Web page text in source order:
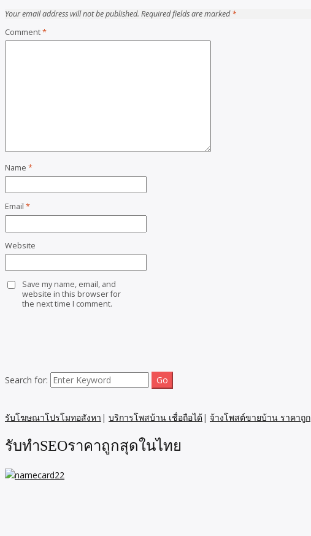
Your email address will not be published. Required fields are marked*
Comment*
Name *
Email *
Website
Save my name, email, and
website in this browser for
the next time I comment.
Search for:
รับโฆษณาโปรโมทอสังหา | บริการโพสบ้าน เชื่อถือได้| จ้างโพสต์ขายบ้าน ราคาถูก
รับทำSEOราคาถูกสุดในไทย